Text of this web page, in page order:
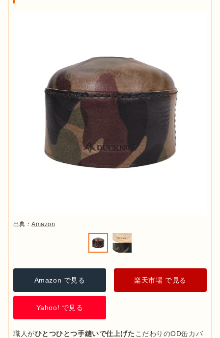
出典：Amazon
Amazon で見る 楽天市場 で見る
Yahoo! で見る
職人がひとつひとつ手縫いで仕上げた こだわりのOD缶カバ